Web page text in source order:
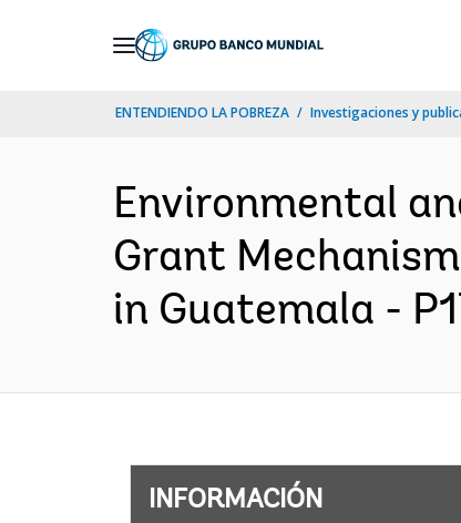
ENTENDIENDO LA POBREZA Investigaciones y
Environmental
Grant
in Guatemala -
INFORMACIÓN